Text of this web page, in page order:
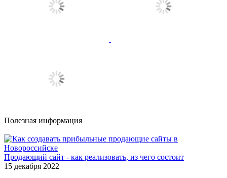
Полезная информация
Продающий сайт - как реализовать, из чего состоит
15 декабря 2022